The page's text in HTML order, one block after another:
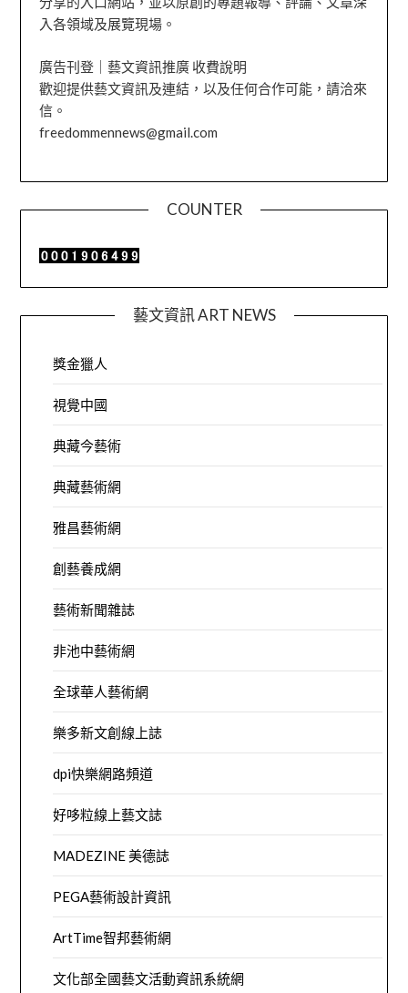
入各領域及展覽現場。
廣告刊登｜藝文資訊推廣 收費說明
歡迎提供藝文資訊及連結，以及任何合作可能，請洽來
信。
freedommennews@gmail.com
COUNTER
藝文資訊 ART NEWS
獎金獵人
視覺中國
典藏今藝術
典藏藝術網
雅昌藝術網
創藝養成網
藝術新聞雜誌
非池中藝術網
全球華人藝術網
樂多新文創線上誌
dpi快樂網路頻道
好哆粒線上藝文誌
MADEZINE 美德誌
PEGA藝術設計資訊
ArtTime智邦藝術網
文化部全國藝文活動資訊系統網